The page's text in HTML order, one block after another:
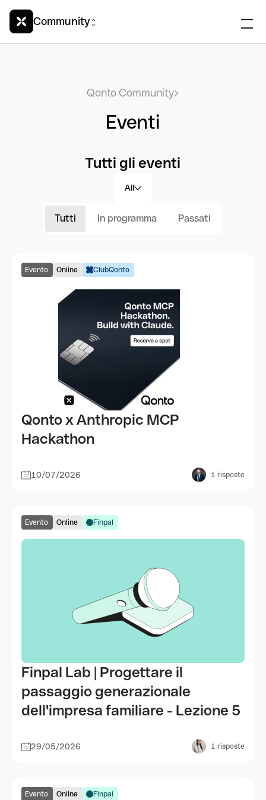
Community
Qonto Community
Eventi
Tutti gli eventi
All
Tutti In programma Passati
Evento Online ClubQonto
Qonto x Anthropic MCP
Hackathon
10/07/2026 1 risposte
Evento Online Finpal
Finpal Lab | Progettare il
passaggio generazionale
dell'impresa familiare - Lezione 5
29/05/2026 1 risposte
Evento Online Finpal